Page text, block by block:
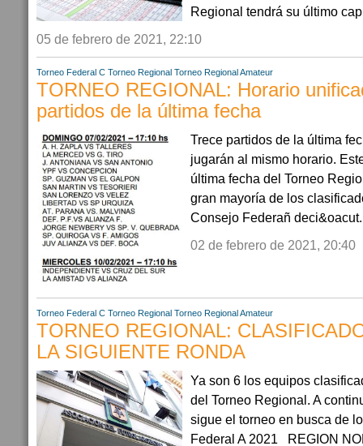
Regional tendrá su último
05 de febrero de 2021, 22:10
Torneo Federal C Torneo Regional Torneo Regional Amateur
TORNEO REGIONAL: Horario
partidos de la última fecha
Trece partidos de la última
jugarán al mismo horario.
última fecha del Torneo
gran mayoría de los
Consejo Federañ
02 de febrero de 2021, 20:40
Torneo Federal C Torneo Regional Torneo Regional Amateur
TORNEO REGIONAL:
LA SIGUIENTE RONDA
Ya son 6 los equipos
del Torneo Regional. A
sigue el torneo en busca de
Federal A 2021 REGION